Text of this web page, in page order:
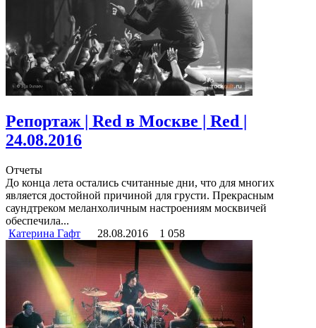
Репортаж | Red в Москве | Red |
24.08.2016
Отчеты
До конца лета остались считанные дни, что для многих
является достойной причиной для грусти. Прекрасным
саундтреком меланхоличным настроениям москвичей
обеспечила...
Катерина Гафт
28.08.2016 1 058